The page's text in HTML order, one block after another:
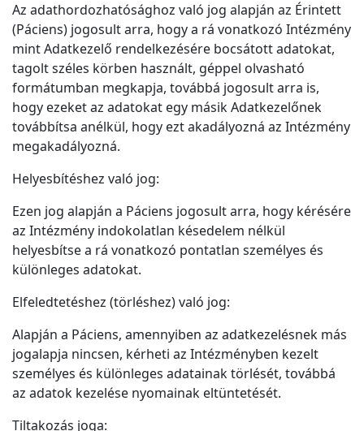
Az adathordozhatósághoz való jog alapján az Érintett
(Páciens) jogosult arra, hogy a rá vonatkozó Intézmény
mint Adatkezelő rendelkezésére bocsátott adatokat,
tagolt széles körben használt, géppel olvasható
formátumban megkapja, továbbá jogosult arra is,
hogy ezeket az adatokat egy másik Adatkezelőnek
továbbítsa anélkül, hogy ezt akadályozná az Intézmény
megakadályozná.
Helyesbítéshez való jog:
Ezen jog alapján a Páciens jogosult arra, hogy kérésére
az Intézmény indokolatlan késedelem nélkül
helyesbítse a rá vonatkozó pontatlan személyes és
különleges adatokat.
Elfeledtetéshez (törléshez) való jog:
Alapján a Páciens, amennyiben az adatkezelésnek más
jogalapja nincsen, kérheti az Intézményben kezelt
személyes és különleges adatainak törlését, továbbá
az adatok kezelése nyomainak eltüntetését.
Tiltakozás joga: